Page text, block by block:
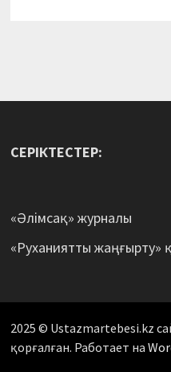
СЕРІКТЕСТЕР:
«Әлімсақ» журналы
«Руханиятты жаңғырту»
2025 © Ustazmartebesi.kz
қорғалған. Работает на